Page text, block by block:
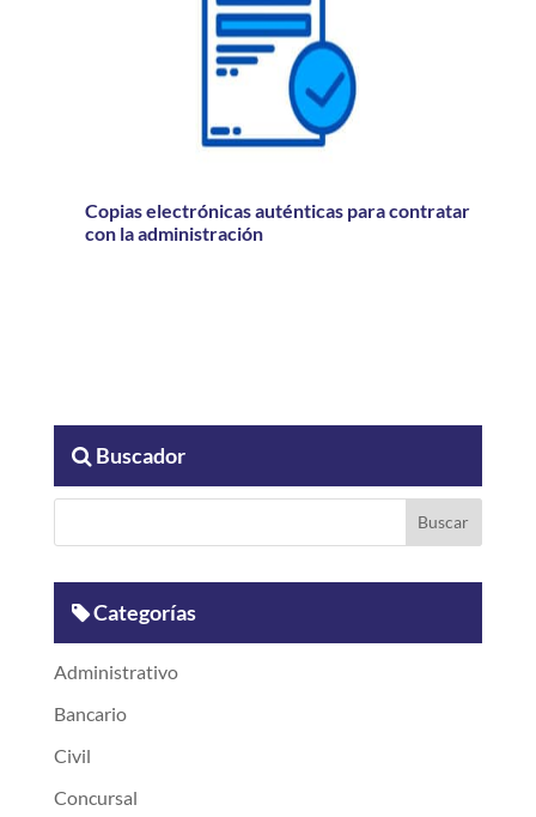
Copias electrónicas auténticas para contratar
con la administración
Buscador
Categorías
Administrativo
Bancario
Civil
Concursal